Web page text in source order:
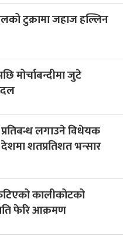
टुक्रामा जहाज हल्लिन
मोर्चाबन्दीमा जुटे
दल
लगाउने विधेयक
शतप्रतिशत भन्सार
कालीकोटको
फेरि आक्रमण